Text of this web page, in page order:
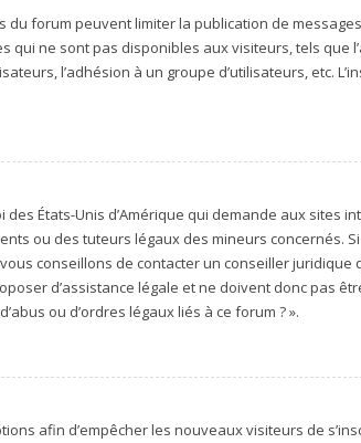
du forum peuvent limiter la publication de
ne sont pas disponibles aux visiteurs, tels que
l’adhésion à un groupe d’utilisateurs, etc.
des États-Unis d’Amérique qui demande aux
ou des tuteurs légaux des mineurs concernés.
conseillons de contacter un conseiller
d’assistance légale et ne doivent donc pas
ou d’ordres légaux liés à ce forum ? ».
afin d’empêcher les nouveaux visiteurs de